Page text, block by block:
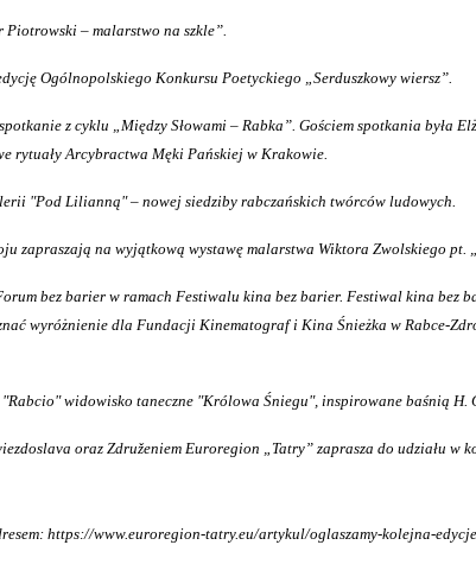
– malarstwo na szkle”.
Ogólnopolskiego Konkursu Poetyckiego „Serduszkowy wiersz”.
z cyklu „Między Słowami – Rabka”. Gościem spotkania była
rytuały Arcybractwa Męki Pańskiej w Krakowie.
"Pod Lilianną" – nowej siedziby rabczańskich twórców ludowych.
zapraszają na wyjątkową wystawę malarstwa Wiktora Zwolskiego pt.
bez barier w ramach Festiwalu kina bez barier. Festiwal kina bez
wyróżnienie dla Fundacji Kinematograf i Kina Śnieżka w Rabce-
widowisko taneczne "Królowa Śniegu", inspirowane baśnią H.
oraz Združeniem Euroregion „Tatry” zaprasza do udziału
https://www.euroregion-tatry.eu/artykul/oglaszamy-kolejna-